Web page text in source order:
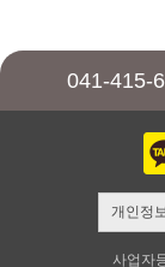
041-415-
개인정
사업자